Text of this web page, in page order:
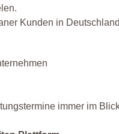
Kunden in
immer im